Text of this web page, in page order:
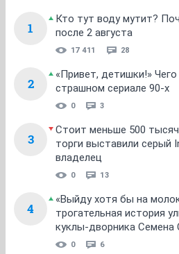
1
Кто тут воду мутит?
после 2 августа
17 411 28
2
«Привет, детишки!»
страшном сериале 90-х
0 3
3
Стоит меньше 500
торги выставили серый
владелец
0 13
4
«Выйду хотя бы на
трогательная история
куклы-дворника Семена
0 6